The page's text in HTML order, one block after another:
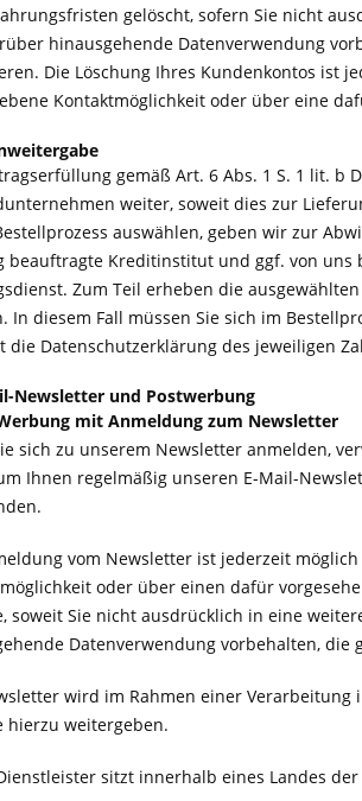
gelöscht, sofern Sie nicht
hinausgehende Datenverwendung
Die Löschung Ihres Kundenkontos ist
Kontaktmöglichkeit oder über eine
gemäß Art. 6 Abs. 1 S. 1 lit. b
weiter, soweit dies zur
auswählen, geben wir zur
beauftragte Kreditinstitut und ggf. von
Zum Teil erheben die
In diesem Fall müssen Sie sich im
die Datenschutzerklärung des jeweiligen
Newsletter und Postwerbung
mit Anmeldung zum Newsletter
sich zu unserem Newsletter anmelden,
Ihnen regelmäßig unseren E-Mail-
vom Newsletter ist jederzeit
oder über einen dafür
soweit Sie nicht ausdrücklich in eine
Datenverwendung vorbehalten,
wird im Rahmen einer
hierzu weitergeben.
sitzt innerhalb eines Landes